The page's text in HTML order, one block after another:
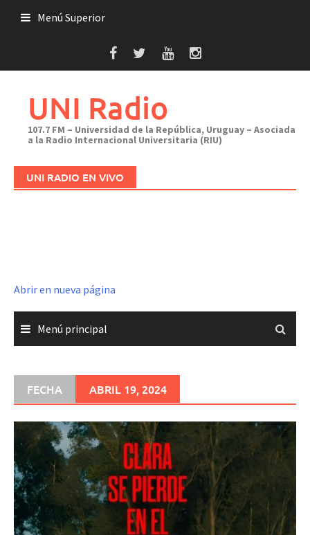
Menú Superior
UNI Radio
107.7 FM – Universidad de la República, Uruguay – Asociada
a la Radio Internacional Universitaria (RIU)
UNI RADIO EN VIVO
Abrir en nueva página
Menú principal
FECHA ABRIL 19, 2024